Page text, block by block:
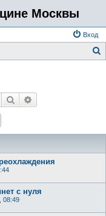
Москвы
Вход
Поиск
с нуля
08:49